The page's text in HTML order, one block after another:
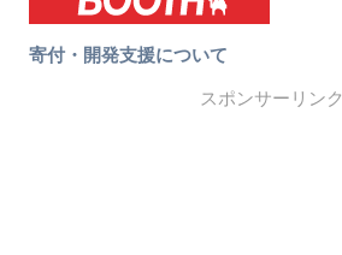
寄付・開発支援について
スポンサーリンク